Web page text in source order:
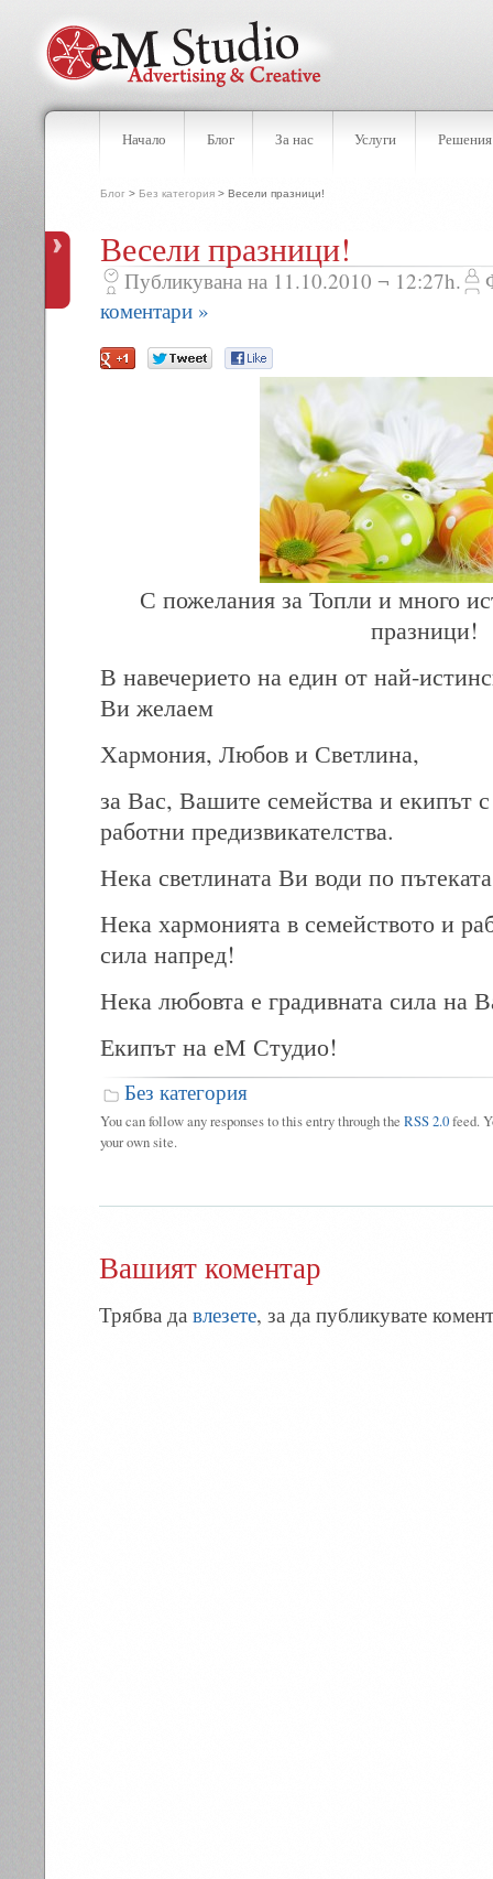
Начало Блог За нас Услуги Решения
Блог > Без категория > Весели празници!
Весели празници!
Публикувана на 11.10.2010 ¬ 12:27h.
коментари »
С пожелания за Топли и много
празници!
В навечерието на един от най-
Ви желаем
Хармония, Любов и Светлина,
за Вас, Вашите семейства и екипът
работни предизвикателства.
Нека светлината Ви води по
Нека хармонията в семейството и
сила напред!
Нека любовта е градивната сила на
Екипът на еМ Студио!
Без категория
You can follow any responses to this entry through the RSS 2.0feed.
your own site.
Вашият коментар
Трябва да влезете, за да публикувате